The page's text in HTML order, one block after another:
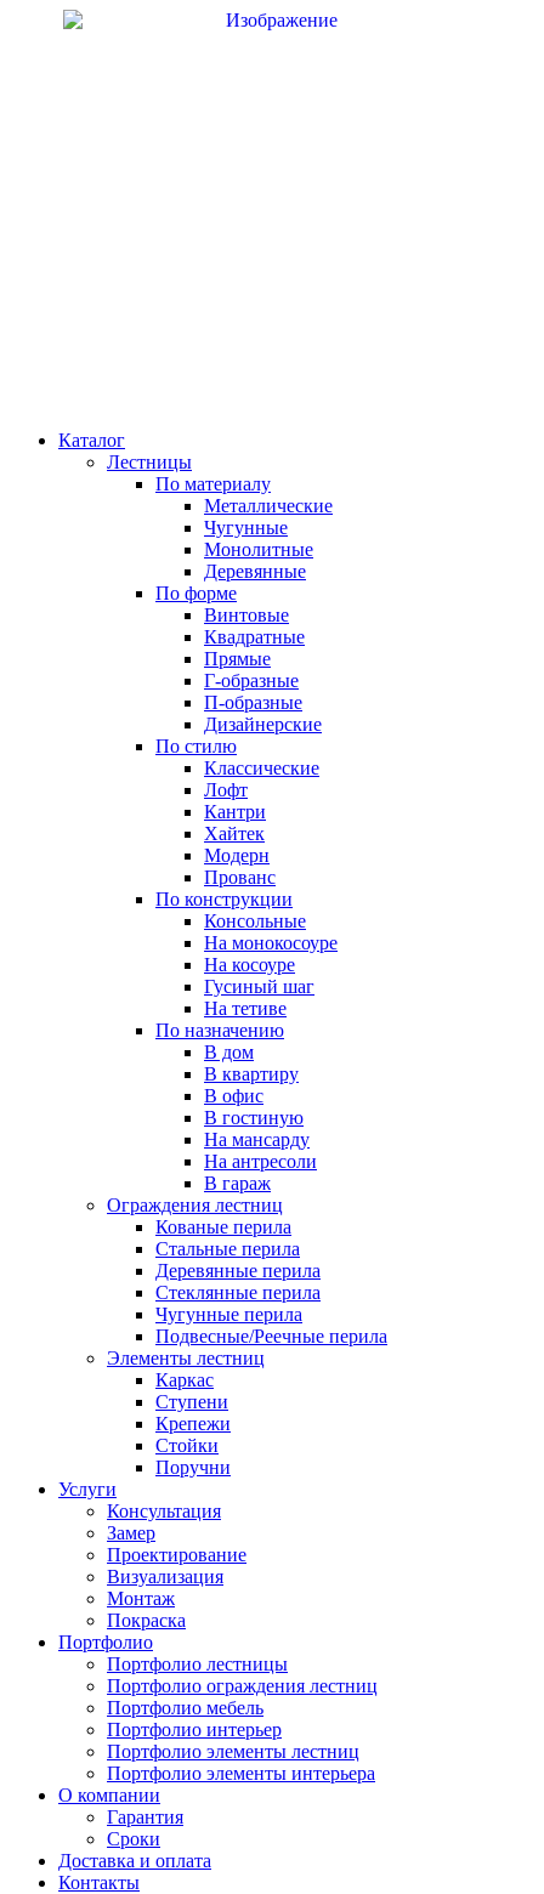
Перейти
Каталог
Лестницы
По материалу
Металлические
Чугунные
Монолитные
Деревянные
По форме
Винтовые
Квадратные
Прямые
Г-образные
П-образные
Дизайнерские
По стилю
Классические
Лофт
Кантри
Хайтек
Модерн
Прованс
По конструкции
Консольные
На монокосоуре
На косоуре
Гусиный шаг
На тетиве
По назначению
В дом
В квартиру
В офис
В гостиную
На мансарду
На антресоли
В гараж
Ограждения лестниц
Кованые перила
Стальные перила
Деревянные перила
Стеклянные перила
Чугунные перила
Подвесные/Реечные перила
Элементы лестниц
Каркас
Ступени
Крепежи
Стойки
Поручни
Услуги
Консультация
Замер
Проектирование
Визуализация
Монтаж
Покраска
Портфолио
Портфолио лестницы
Портфолио ограждения лестниц
Портфолио мебель
Портфолио интерьер
Портфолио элементы лестниц
Портфолио элементы интерьера
О компании
Гарантия
Сроки
Доставка и оплата
Контакты